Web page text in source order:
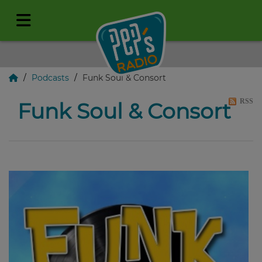
Podcasts Funk Soul & Consort
Funk Soul & Consort RSS